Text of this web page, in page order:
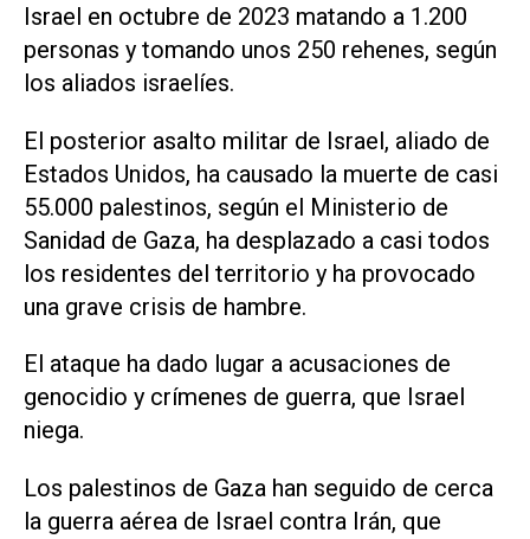
Israel en octubre de 2023 matando a 1.200
personas y tomando unos 250 rehenes, según
los aliados israelíes.
El posterior asalto militar de Israel, aliado de
Estados Unidos, ha causado la muerte de casi
55.000 palestinos, según el Ministerio de
Sanidad de Gaza, ha desplazado a casi todos
los residentes del territorio y ha provocado
una grave crisis de hambre.
El ataque ha dado lugar a acusaciones de
genocidio y crímenes de guerra, que Israel
niega.
Los palestinos de Gaza han seguido de cerca
la guerra aérea de Israel contra Irán, que